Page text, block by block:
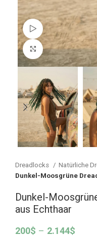
Watch video
Vergrößern
Dreadlocks
Natürliche
Dunkel-Moosgrüne
Dunkel-
aus Echthaar
200$ – 2.144$